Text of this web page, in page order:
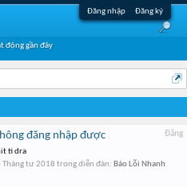
Đăng nhập Đăng ký
Đăng
đăng nhập được
ti dra
Tháng tư 2018 trong diễn đàn: Báo Lỗi Nhanh
động gần đây